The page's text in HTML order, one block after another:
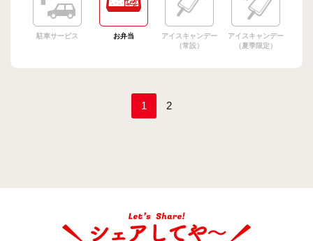
駐車サービス お弁当
アイスキャンデー
（常設）
アイスキャンデー
（夏季限定）
1 2